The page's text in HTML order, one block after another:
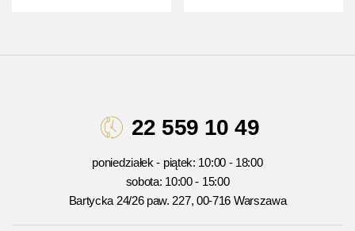
22 559 10 49
poniedziałek - piątek: 10:00 - 18:00
sobota: 10:00 - 15:00
Bartycka 24/26 paw. 227, 00-716 Warszawa